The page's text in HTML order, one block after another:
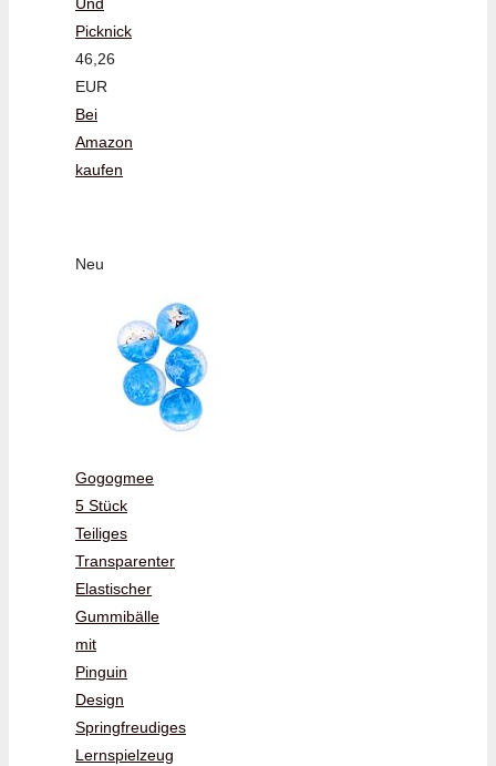
Und
Picknick
46,26
EUR
Bei
Amazon
kaufen
Neu
Gogogmee
5 Stück
Teiliges
Transparenter
Elastischer
Gummibälle
mit
Pinguin
Design
Springfreudiges
Lernspielzeug